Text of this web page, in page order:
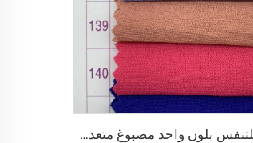
قماش منسوج قابل للتنفس بلون واحد مصبوغ متعدد الألوان 100٪ بوليستر CEY